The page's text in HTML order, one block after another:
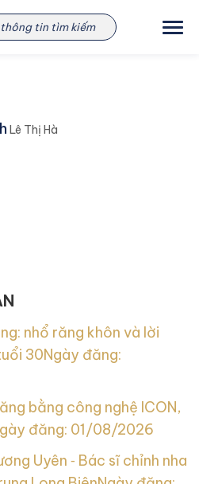
Lê Thị Hà
nhổ răng khôn và lời
30Ngày đăng:
bằng công nghệ ICON,
đăng: 01/08/2026
Uyên ‑ Bác sĩ chỉnh nha